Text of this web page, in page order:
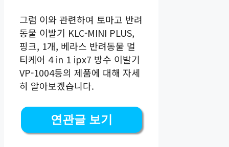
그럼 이와 관련하여 토마고 반려
동물 이발기 KLC-MINI PLUS,
핑크, 1개, 베라스 반려동물 멀
티케어 4 in 1 ipx7 방수 이발기
VP-1004등의 제품에 대해 자세
히 알아보겠습니다.
연관글 보기